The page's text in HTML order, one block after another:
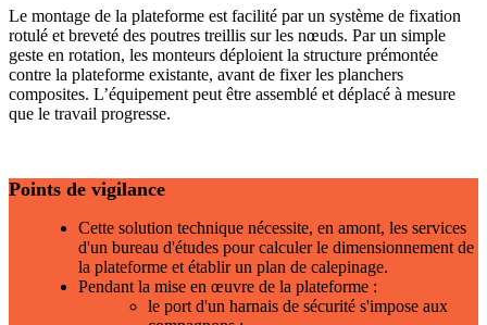
Le montage de la plateforme est facilité par un système de fixation
rotulé et breveté des poutres treillis sur les nœuds. Par un simple
geste en rotation, les monteurs déploient la structure prémontée
contre la plateforme existante, avant de fixer les planchers
composites. L’équipement peut être assemblé et déplacé à mesure
que le travail progresse.
Points de vigilance
Cette solution technique nécessite, en amont, les services
d'un bureau d'études pour calculer le dimensionnement de
la plateforme et établir un plan de calepinage.
Pendant la mise en œuvre de la plateforme :
le port d'un harnais de sécurité s'impose aux